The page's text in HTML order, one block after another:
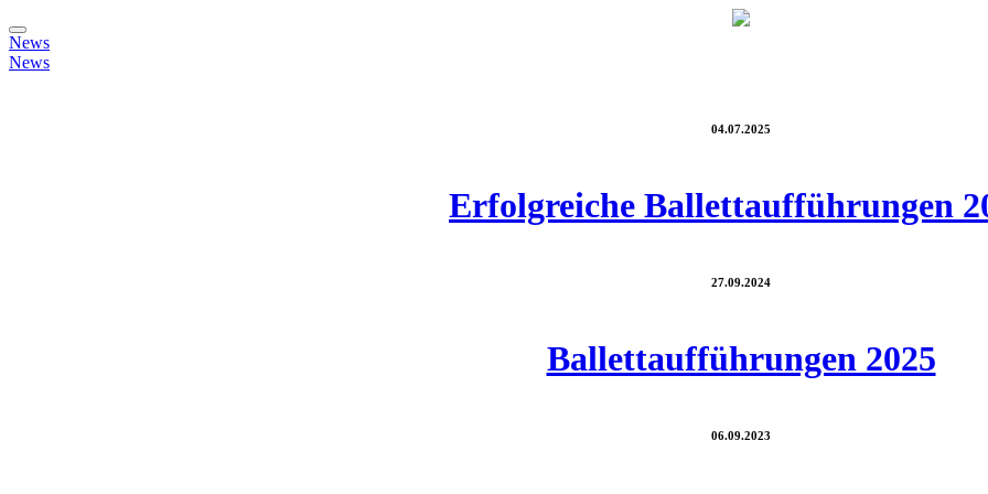
News
News
04.07.2025
Erfolgreiche Ballettaufführungen
27.09.2024
Ballettaufführungen 2025
06.09.2023